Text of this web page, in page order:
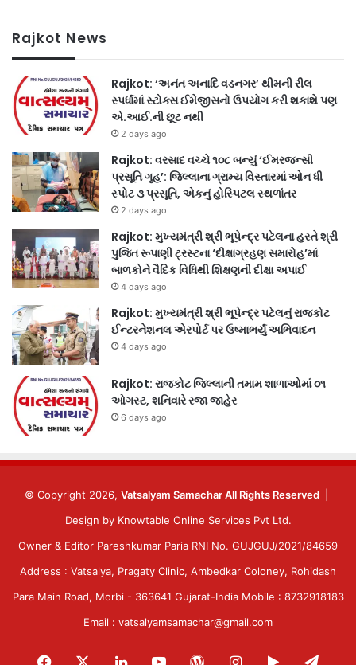
Rajkot News
Rajkot: ‘અનંત અનાદિ વડનગર’ થીમની રીલ
સ્પર્ધામાં સ્ટોક્સ ઈમેજીસનો ઉપયોગ કરી શકાશે પણ
એ.આઈ.ની છૂટ નથી
2 days ago
Rajkot: વરસાદ વચ્ચે ૧૦૮ બન્યું ‘ઈમરજન્સી
પ્રસૂતિ ગૃહ’: જિલ્લાના ગ્રામ્ય વિસ્તારમાં ઓન ધી
સ્પોટ ૩ પ્રસૂતિ, એકનું હોસ્પિટલ સ્થળાંતર
2 days ago
Rajkot: મુખ્યમંત્રી શ્રી ભૂપેન્દ્ર પટેલના હસ્તે શ્રી
પુજિત રૂપાણી ટ્રસ્ટના ‘દીક્ષાગ્રહણ સમારોહ’માં
બાળકોને વૈદિક વિધિથી શિક્ષણની દીક્ષા અપાઈ
4 days ago
Rajkot: મુખ્યમંત્રી શ્રી ભૂપેન્દ્ર પટેલનું રાજકોટ
ઈન્ટરનેશનલ એરપોર્ટ પર ઉષ્માભર્યું અભિવાદન
4 days ago
Rajkot: રાજકોટ જિલ્લાની તમામ શાળાઓમાં ૦૧
ઓગસ્ટ, શનિવારે રજા જાહેર
6 days ago
© Copyright 2026, Vatsalyam Samachar All Rights Reserved
Design by Knowtable Online Services Pvt Ltd.
Owner & Editor Pareshkumar Paria RNI No. GUJGUJ/2021/84659
Address : Vatsalya, Pragaty Clinic, Ambedkar Coloney, Rohidash
Para Main Road, Morbi - 363641 Gujarat-India Mobile : 8732918183
Email : vatsalyamsamachar@gmail.com
Facebook LinkedInYouTubeWordPressInstagram
Google